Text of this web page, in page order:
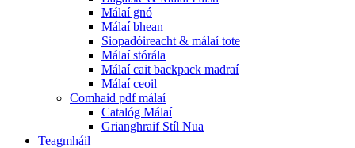
Málaí gnó
Málaí bhean
Siopadóireacht & málaí tote
Málaí stórála
Málaí cait backpack madraí
Málaí ceoil
Comhaid pdf málaí
Catalóg Málaí
Grianghraif Stíl Nua
Teagmháil